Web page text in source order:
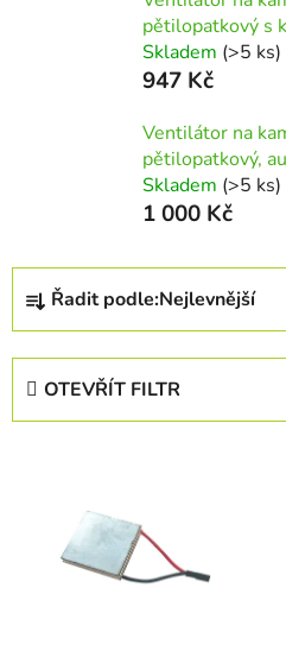
pětilopatkový s
Skladem (>5 ks)
947 Kč
Ventilátor na
pětilopatkový,
Skladem (>5 ks)
1 000 Kč
Ř
z
Řadit podle:Nejlevnější
OTEVŘÍT FILTR